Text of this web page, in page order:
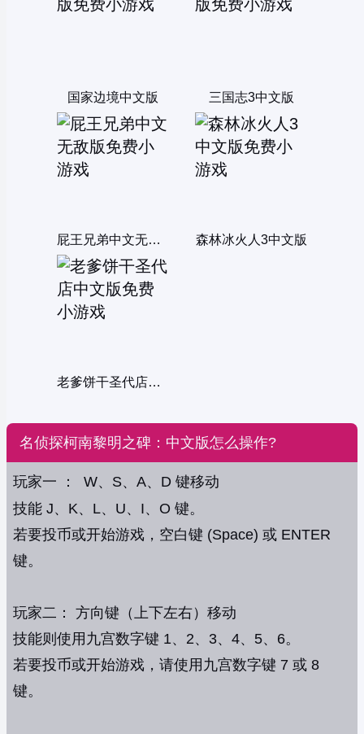
国家边境中文版 三国志3中文版
屁王兄弟中文无敌版 森林冰火人3中文版
老爹饼干圣代店中文版
名侦探柯南黎明之碑：中文版怎么操作?
玩家一 ： W、S、A、D 键移动
技能 J、K、L、U、I、O 键。
若要投币或开始游戏，空白键 (Space) 或 ENTER
键。
玩家二： 方向键（上下左右）移动
技能则使用九宫数字键 1、2、3、4、5、6。
若要投币或开始游戏，请使用九宫数字键 7 或 8
键。